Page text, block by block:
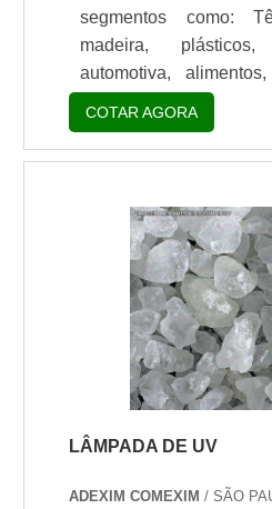
segmentos como:
madeira,
automotiva,
de: 1 embalagem -
lâmpadas UVO preço
um gasto destinado
UV. Nesse
lâmpadas UV
simulação de
envelhecer a peça
que seja medida
melhor preço de
COTAR AGORA
LÂMPADA DE UV
ADEXIM COMEXIM / SÃO